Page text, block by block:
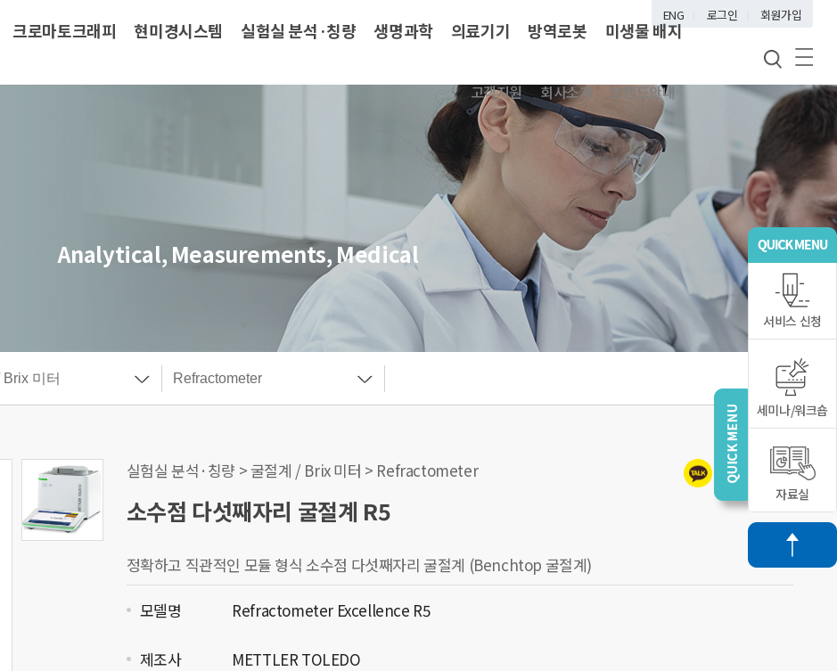
ENG 로그인 회원가입
크로마토크래피 현미경시스템 실험실 분석·칭량 생명과학 의료기기 방역로봇 미생물 배지
브랜드안내
회사소개
고객지원
서비스 신청
세미나/워크숍
자료실
Analytical, Measurements, Medical
실험실 분석·칭량 > 굴절계 / Brix 미터 > Refractometer
소수점 다섯째자리 굴절계 R5
정확하고 직관적인 모듈 형식 소수점 다섯째자리 굴절계 (Benchtop 굴절계)
모델명 Refractometer Excellence R5
제조사 METTLER TOLEDO